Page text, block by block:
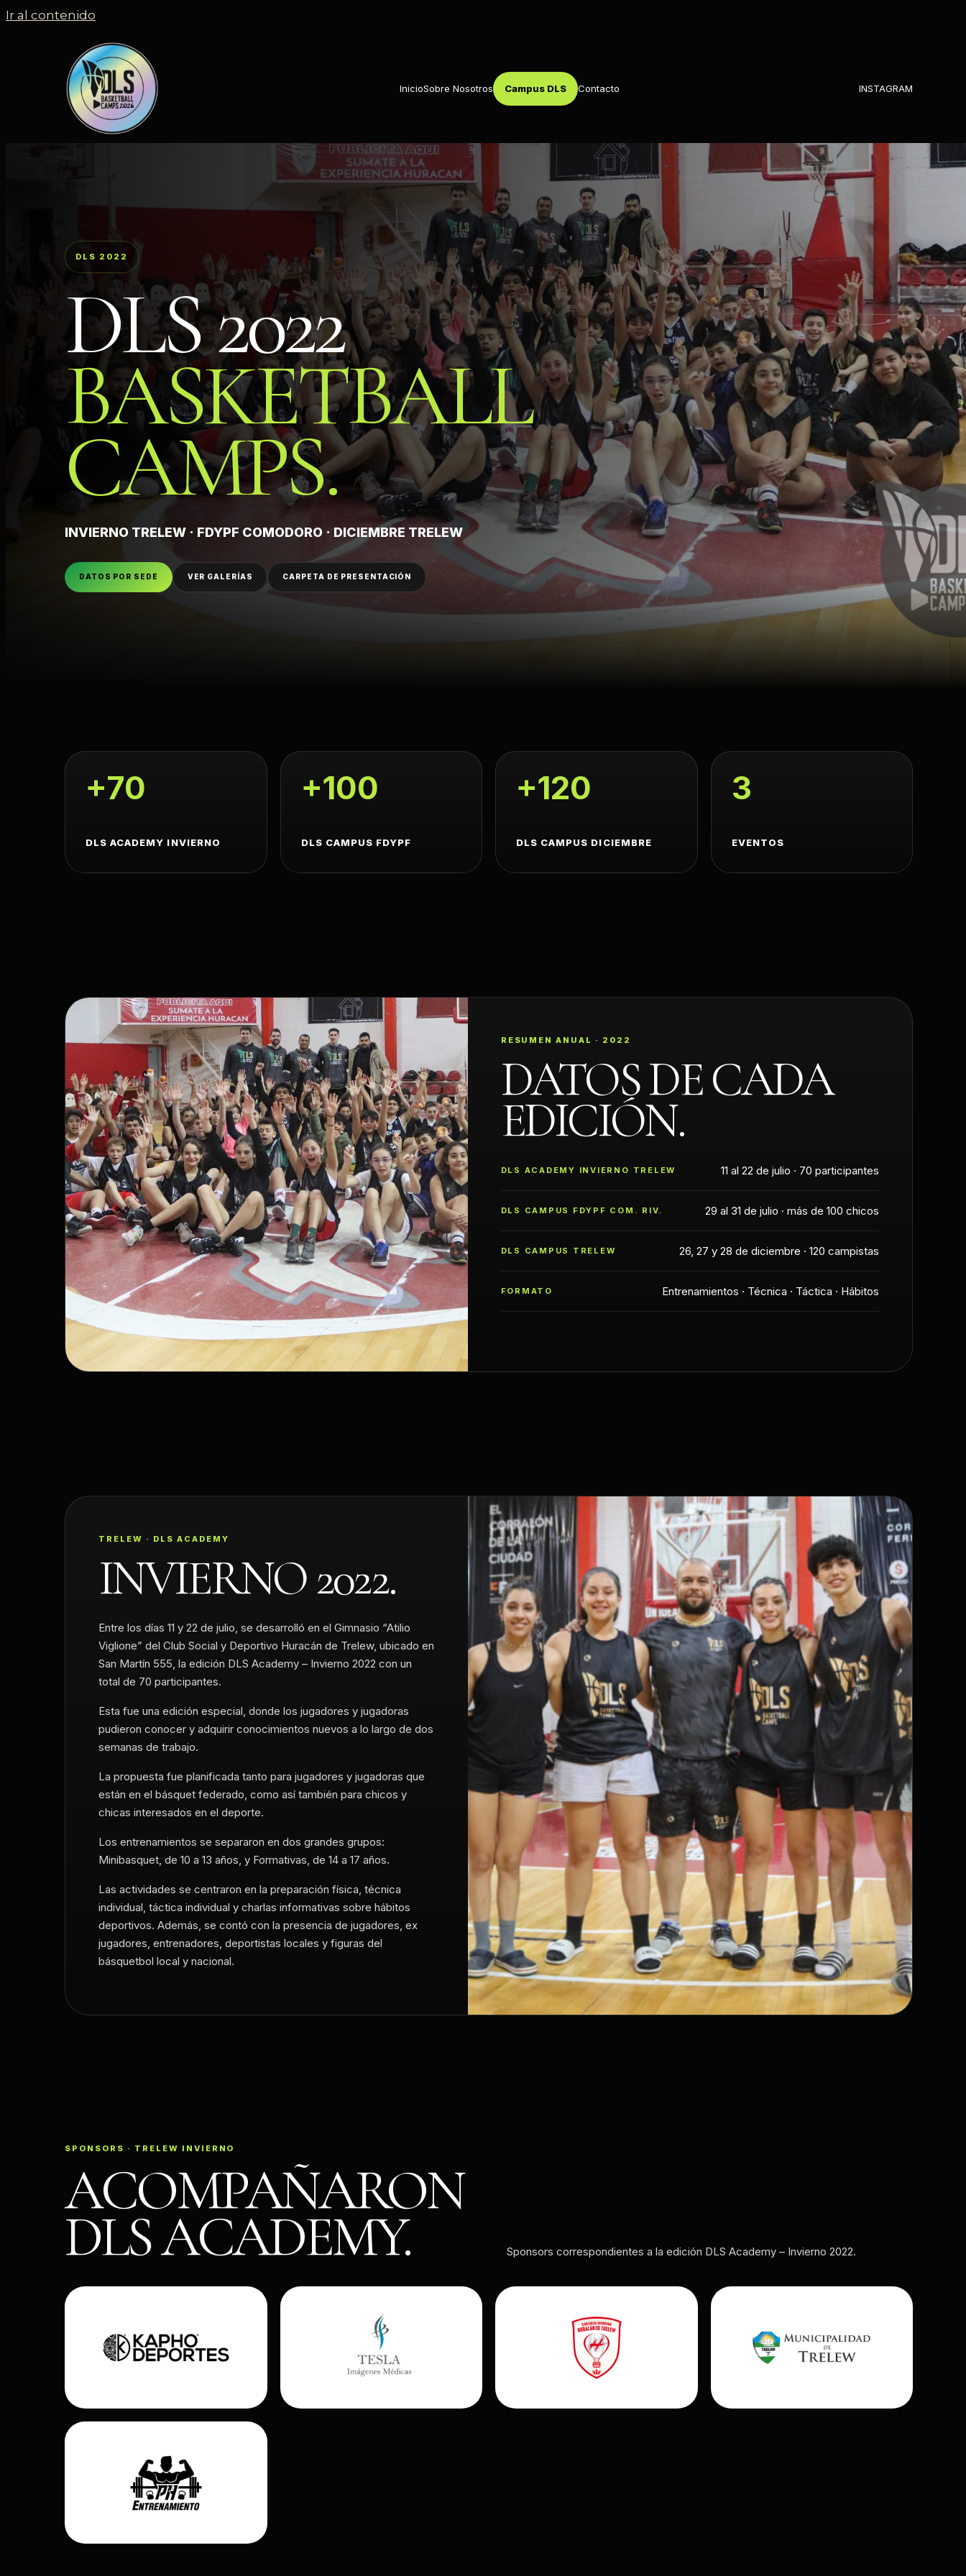
Ir al contenido
InicioSobre Nosotros Campus DLS Contacto INSTAGRAM
DLS 2022
DLS 2022
BASKETBALL
CAMPS.
INVIERNO TRELEW · FDYPF COMODORO · DICIEMBRE TRELEW
DATOS POR SEDE VER GALERÍAS CARPETA DE PRESENTACIÓN
+70
DLS ACADEMY INVIERNO
+100
DLS CAMPUS FDYPF
+120
DLS CAMPUS DICIEMBRE
3
EVENTOS
RESUMEN ANUAL · 2022
DATOS DE CADA
EDICIÓN.
DLS ACADEMY INVIERNO TRELEW 11 al 22 de julio · 70 participantes
DLS CAMPUS FDYPF COM. RIV. 29 al 31 de julio · más de 100 chicos
DLS CAMPUS TRELEW 26, 27 y 28 de diciembre · 120 campistas
FORMATO Entrenamientos · Técnica · Táctica · Hábitos
TRELEW · DLS ACADEMY
INVIERNO 2022.
Entre los días 11 y 22 de julio, se desarrolló en el Gimnasio “Atilio
Viglione” del Club Social y Deportivo Huracán de Trelew, ubicado en
San Martín 555, la edición DLS Academy – Invierno 2022 con un
total de 70 participantes.
Esta fue una edición especial, donde los jugadores y jugadoras
pudieron conocer y adquirir conocimientos nuevos a lo largo de dos
semanas de trabajo.
La propuesta fue planificada tanto para jugadores y jugadoras que
están en el básquet federado, como así también para chicos y
chicas interesados en el deporte.
Los entrenamientos se separaron en dos grandes grupos:
Minibasquet, de 10 a 13 años, y Formativas, de 14 a 17 años.
Las actividades se centraron en la preparación física, técnica
individual, táctica individual y charlas informativas sobre hábitos
deportivos. Además, se contó con la presencia de jugadores, ex
jugadores, entrenadores, deportistas locales y figuras del
básquetbol local y nacional.
SPONSORS · TRELEW INVIERNO
ACOMPAÑARON
DLS ACADEMY. Sponsors correspondientes a la edición DLS Academy – Invierno 2022.